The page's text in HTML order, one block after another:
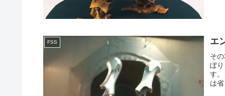
FSS エ
そ
ぼ
す
は